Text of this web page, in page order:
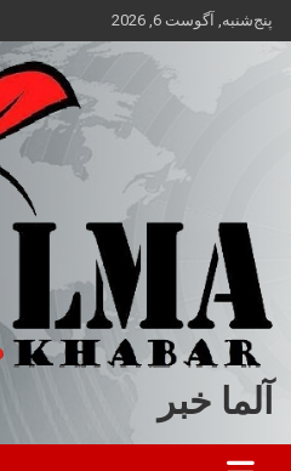
محتوا
پنج‌شنبه, آگوست 6, 2026
آلما خبر